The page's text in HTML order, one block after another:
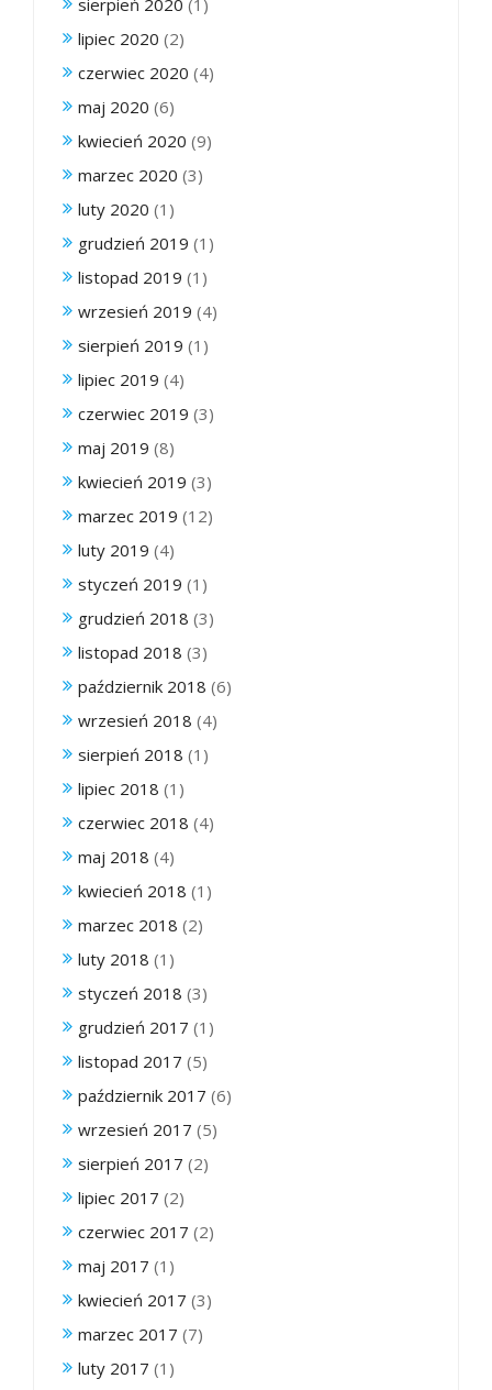
sierpień 2020 (1)
lipiec 2020 (2)
czerwiec 2020 (4)
maj 2020 (6)
kwiecień 2020 (9)
marzec 2020 (3)
luty 2020 (1)
grudzień 2019 (1)
listopad 2019 (1)
wrzesień 2019 (4)
sierpień 2019 (1)
lipiec 2019 (4)
czerwiec 2019 (3)
maj 2019 (8)
kwiecień 2019 (3)
marzec 2019 (12)
luty 2019 (4)
styczeń 2019 (1)
grudzień 2018 (3)
listopad 2018 (3)
październik 2018 (6)
wrzesień 2018 (4)
sierpień 2018 (1)
lipiec 2018 (1)
czerwiec 2018 (4)
maj 2018 (4)
kwiecień 2018 (1)
marzec 2018 (2)
luty 2018 (1)
styczeń 2018 (3)
grudzień 2017 (1)
listopad 2017 (5)
październik 2017 (6)
wrzesień 2017 (5)
sierpień 2017 (2)
lipiec 2017 (2)
czerwiec 2017 (2)
maj 2017 (1)
kwiecień 2017 (3)
marzec 2017 (7)
luty 2017 (1)